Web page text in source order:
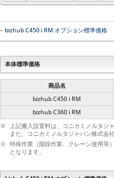
bizhub C450 i RM オプション標準価格
本体標準価格
商品名
bizhub C450 i RM
bizhub C360 i RM
※ 上記搬入設置料は、コニカミノルタジ
また、コニカミノルタジャパン株式会
※ 特殊作業（階段作業、クレーン使用等
となります。